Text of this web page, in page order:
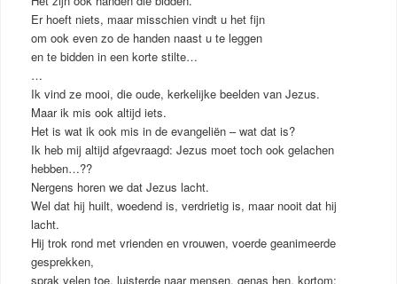
Er hoeft niets, maar misschien vindt u het fijn
om ook even zo de handen naast u te leggen
en te bidden in een korte stilte…
…
Ik vind ze mooi, die oude, kerkelijke beelden van Jezus.
Maar ik mis ook altijd iets.
Het is wat ik ook mis in de evangeliën – wat dat is?
Ik heb mij altijd afgevraagd: Jezus moet toch ook gelachen
hebben…??
Nergens horen we dat Jezus lacht.
Wel dat hij huilt, woedend is, verdrietig is, maar nooit dat hij
lacht.
Hij trok rond met vrienden en vrouwen, voerde geanimeerde
gesprekken,
sprak velen toe, luisterde naar mensen, genas hen, kortom: